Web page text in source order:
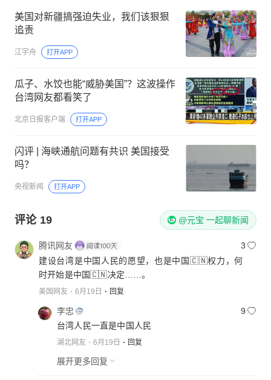
美国对新疆搞强迫失业，我们该狠狠
追责
江宇舟 打开APP
瓜子、水饺也能“威胁美国”？这波操作
台湾网友都看笑了
北京日报客户端 打开APP
闪评 | 海峡通航问题有共识 美国接受
吗？
央视新闻 打开APP
评论 19 @元宝 一起聊新闻
腾讯网友
3
建设台湾是中国人民的愿望，也是中国🇨🇳权力，何
时开始是中国🇨🇳决定……。
美国网友 6月19日 回复
李忠
9
台湾人民一直是中国人民
湖北网友 6月19日 回复
展开更多回复